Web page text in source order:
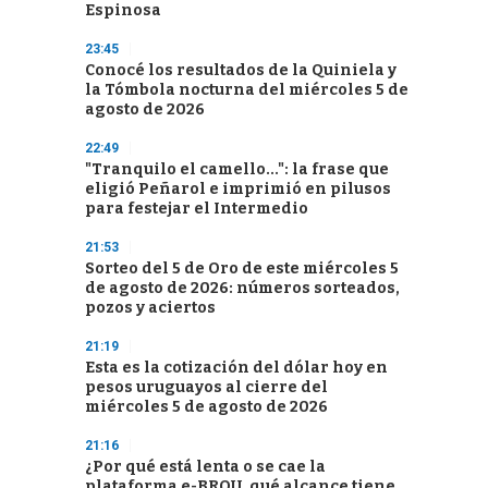
Espinosa
23:45
Conocé los resultados de la Quiniela y
la Tómbola nocturna del miércoles 5 de
agosto de 2026
22:49
"Tranquilo el camello...": la frase que
eligió Peñarol e imprimió en pilusos
para festejar el Intermedio
21:53
Sorteo del 5 de Oro de este miércoles 5
de agosto de 2026: números sorteados,
pozos y aciertos
21:19
Esta es la cotización del dólar hoy en
pesos uruguayos al cierre del
miércoles 5 de agosto de 2026
21:16
¿Por qué está lenta o se cae la